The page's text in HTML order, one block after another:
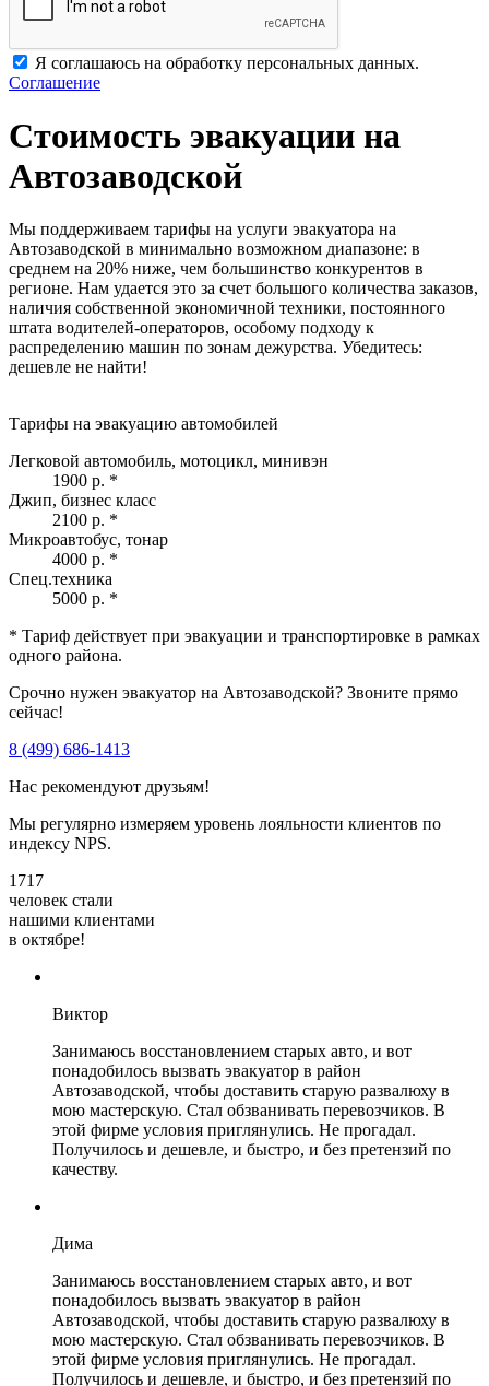
Я соглашаюсь на обработку персональных данных.
Соглашение
Стоимость эвакуации на
Автозаводской
Мы поддерживаем тарифы на услуги эвакуатора на
Автозаводской в минимально возможном диапазоне: в
среднем на 20% ниже, чем большинство конкурентов в
регионе. Нам удается это за счет большого количества заказов,
наличия собственной экономичной техники, постоянного
штата водителей-операторов, особому подходу к
распределению машин по зонам дежурства. Убедитесь:
дешевле не найти!
Тарифы на эвакуацию автомобилей
Легковой автомобиль, мотоцикл, минивэн
1900 р. *
Джип, бизнес класс
2100 р. *
Микроавтобус, тонар
4000 р. *
Спец.техника
5000 р. *
* Тариф действует при эвакуации и транспортировке в рамках
одного района.
Срочно нужен эвакуатор на Автозаводской? Звоните прямо
сейчас!
8 (499) 686-1413
Нас рекомендуют друзьям!
Мы регулярно измеряем уровень лояльности клиентов по
индексу NPS.
1717
человек стали
нашими клиентами
в октябре!
Виктор
Занимаюсь восстановлением старых авто, и вот
понадобилось вызвать эвакуатор в район
Автозаводской, чтобы доставить старую развалюху в
мою мастерскую. Стал обзванивать перевозчиков. В
этой фирме условия приглянулись. Не прогадал.
Получилось и дешевле, и быстро, и без претензий по
качеству.
Дима
Занимаюсь восстановлением старых авто, и вот
понадобилось вызвать эвакуатор в район
Автозаводской, чтобы доставить старую развалюху в
мою мастерскую. Стал обзванивать перевозчиков. В
этой фирме условия приглянулись. Не прогадал.
Получилось и дешевле, и быстро, и без претензий по